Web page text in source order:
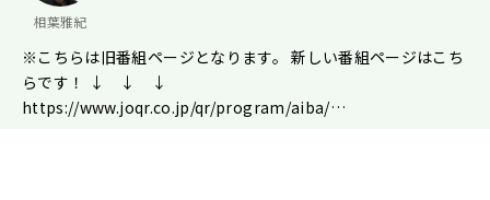
相葉雅紀
※こちらは旧番組ページとなります。 新しい番組ページはこち
らです！ ↓ ↓ ↓
https://www.joqr.co.jp/qr/program/aiba/…